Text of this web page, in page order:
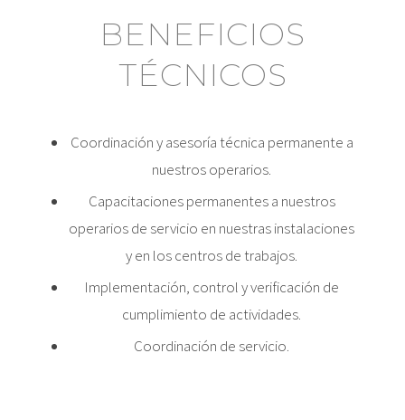
BENEFICIOS
TÉCNICOS
Coordinación y asesoría técnica permanente a
nuestros operarios.
Capacitaciones permanentes a nuestros
operarios de servicio en nuestras instalaciones
y en los centros de trabajos.
Implementación, control y verificación de
cumplimiento de actividades.
Coordinación de servicio.